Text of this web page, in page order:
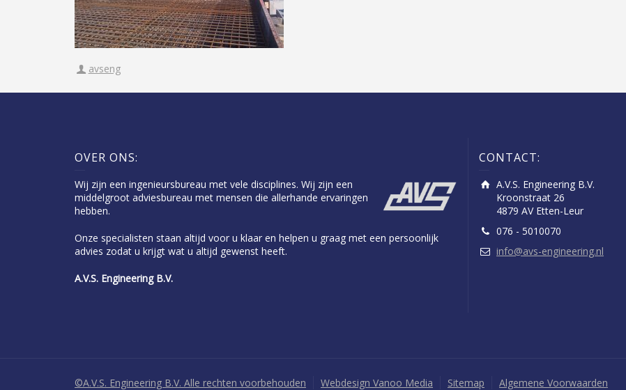
avseng
OVER ONS:
Wij zijn een ingenieursbureau met vele disciplines. Wij zijn een
middelgroot adviesbureau met mensen die allerhande ervaringen
hebben.
Onze specialisten staan altijd voor u klaar en helpen u graag met een persoonlijk
advies zodat u krijgt wat u altijd gewenst heeft.
A.V.S. Engineering B.V.
CONTACT:
A.V.S. Engineering B.V.
Kroonstraat 26
4879 AV Etten-Leur
076 - 5010070
info@avs-engineering.nl
©A.V.S. Engineering B.V. Alle rechten voorbehouden Webdesign Vanoo Media Sitemap Algemene Voorwaarden